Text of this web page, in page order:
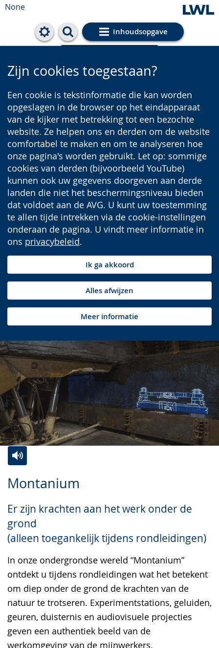
None
Inhoudsopgave
Cookie-Einstellungen
Zijn cookies toegestaan?
Een cookie is tekstinformatie die kan worden
opgeslagen in de browser op het eindapparaat
van de kijker met betrekking tot een bezochte
website. Ze helpen ons en derden om de website
comfortabel te maken en om te analyseren hoe
onze pagina's worden gebruikt. Let op: sommige
cookies van derden (bijvoorbeeld YouTube)
kunnen ook uw gegevens doorgeven aan derde
landen die niet het beschermingsniveau bieden
dat voldoet aan de AVG. U kunt uw toestemming
te allen tijde intrekken via de cookie-instellingen
onderaan de pagina. U vindt meer informatie in
ons privacybeleid.
Ik ga akkoord
Alles afwijzen
Meer informatie
Montanium
Er zijn krachten aan het werk onder de
grond
(alleen toegankelijk tijdens rondleidingen)
In onze ondergrondse wereld “Montanium”
ontdekt u tijdens rondleidingen wat het betekent
om diep onder de grond de krachten van de
natuur te trotseren. Experimentstations, geluiden,
geuren, duisternis en audiovisuele projecties
geven een authentiek beeld van de
werkomgeving van de mijnwerkers.
Leichten
wechseln.
Audio-
Video
Deutscher
Gebärdensprache
wird
angezeigt.